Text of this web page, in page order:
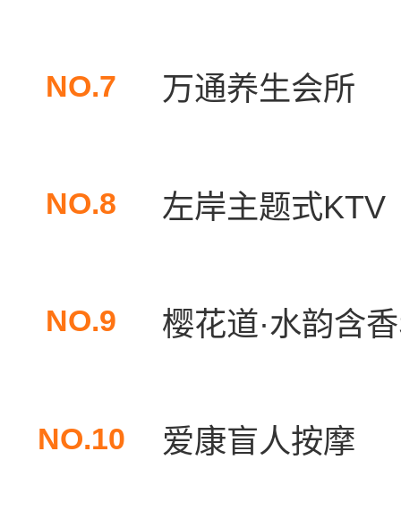
NO.7 万通养生会所
NO.8 左岸主题式KTV
NO.9 樱花道·水韵含
NO.10 爱康盲人按摩